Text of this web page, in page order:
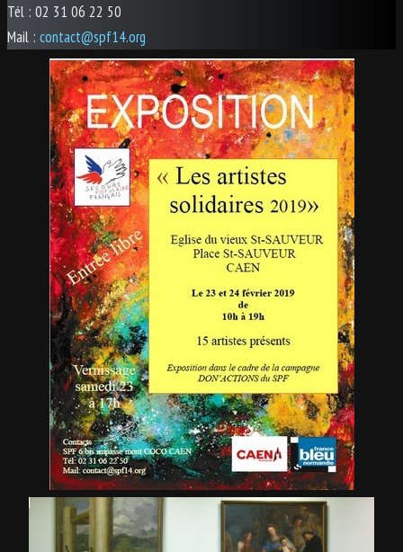
Tél : 02 31 06 22 50
Mail : contact@spf14.org